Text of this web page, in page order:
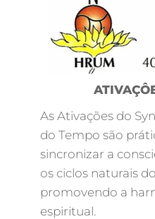
As Ativações do
do Tempo são
sincronizar a
os ciclos naturais
promovendo a
espiritual.